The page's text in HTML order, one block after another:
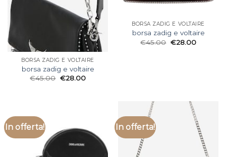
BORSA ZADIG E VOLTAIRE
borsa zadig e voltaire
€45.00 €28.00
BORSA ZADIG E VOLTAIRE
borsa zadig e voltaire
€45.00 €28.00
In offerta! In offerta!